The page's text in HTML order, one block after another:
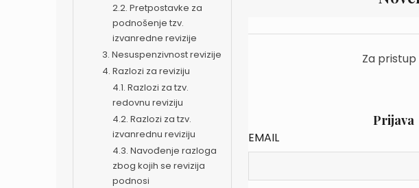
2.2. Pretpostavke za
podnošenje tzv.
izvanredne revizije
3. Nesuspenzivnost revizije
4. Razlozi za reviziju
4.1. Razlozi za tzv.
redovnu reviziju
4.2. Razlozi za tzv.
izvanrednu reviziju
4.3. Navođenje razloga
zbog kojih se revizija
podnosi
Za
Prijava
EMAIL